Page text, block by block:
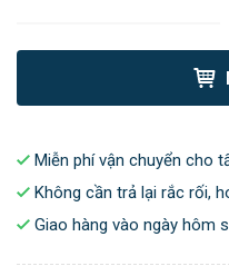
Miễn phí vận chuyển cho
Không cần trả lại rắc rối,
Giao hàng vào ngày hôm